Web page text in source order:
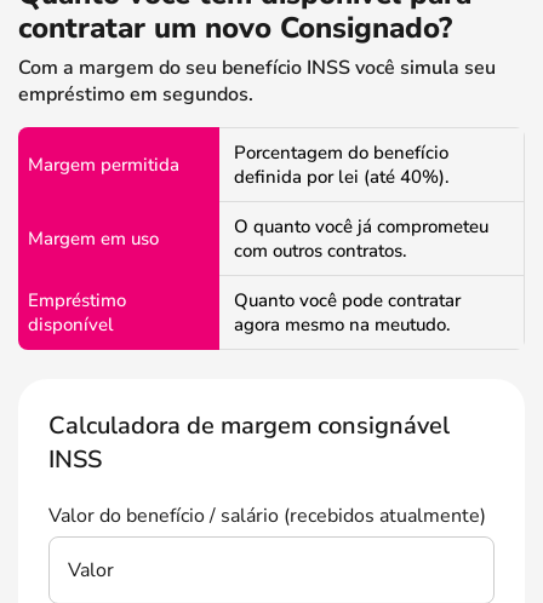
contratar um novo Consignado?
Com a margem do seu benefício INSS você simula seu
empréstimo em segundos.
Margem permitida
Porcentagem do benefício
definida por lei (até 40%).
Margem em uso
O quanto você já comprometeu
com outros contratos.
Empréstimo
disponível
Quanto você pode contratar
agora mesmo na meutudo.
Calculadora de margem consignável
INSS
Valor do benefício / salário (recebidos atualmente)
Valor